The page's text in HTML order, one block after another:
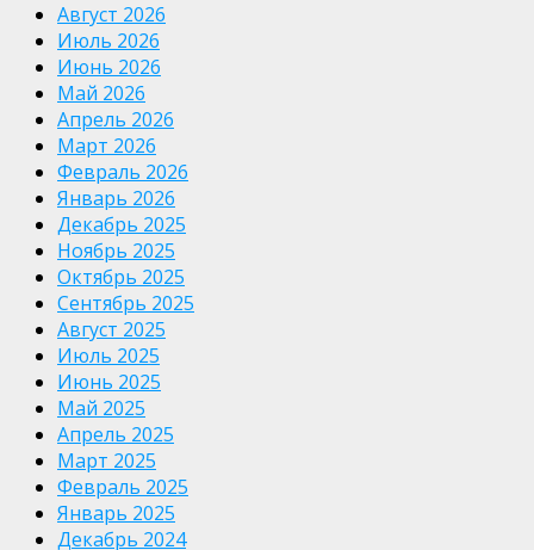
Август 2026
Июль 2026
Июнь 2026
Май 2026
Апрель 2026
Март 2026
Февраль 2026
Январь 2026
Декабрь 2025
Ноябрь 2025
Октябрь 2025
Сентябрь 2025
Август 2025
Июль 2025
Июнь 2025
Май 2025
Апрель 2025
Март 2025
Февраль 2025
Январь 2025
Декабрь 2024